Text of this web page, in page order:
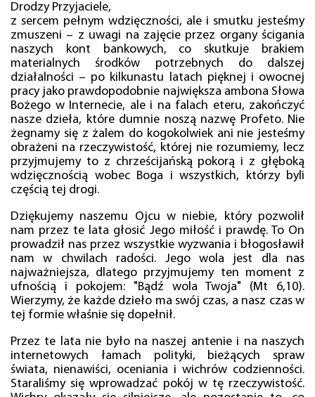
Drodzy Przyjaciele,
z sercem pełnym wdzięczności, ale i smutku jesteśmy
zmuszeni – z uwagi na zajęcie przez organy ścigania
naszych kont bankowych, co skutkuje brakiem
materialnych środków potrzebnych do dalszej
działalności – po kilkunastu latach pięknej i owocnej
pracy jako prawdopodobnie największa ambona Słowa
Bożego w Internecie, ale i na falach eteru, zakończyć
nasze dzieła, które dumnie noszą nazwę Profeto. Nie
żegnamy się z żalem do kogokolwiek ani nie jesteśmy
obrażeni na rzeczywistość, której nie rozumiemy, lecz
przyjmujemy to z chrześcijańską pokorą i z głęboką
wdzięcznością wobec Boga i wszystkich, którzy byli
częścią tej drogi.
Dziękujemy naszemu Ojcu w niebie, który pozwolił
nam przez te lata głosić Jego miłość i prawdę. To On
prowadził nas przez wszystkie wyzwania i błogosławił
nam w chwilach radości. Jego wola jest dla nas
najważniejsza, dlatego przyjmujemy ten moment z
ufnością i pokojem: "Bądź wola Twoja" (Mt 6,10).
Wierzymy, że każde dzieło ma swój czas, a nasz czas w
tej formie właśnie się dopełnił.
Przez te lata nie było na naszej antenie i na naszych
internetowych łamach polityki, bieżących spraw
świata, nienawiści, oceniania i wichrów codzienności.
Staraliśmy się wprowadzać pokój w tę rzeczywistość.